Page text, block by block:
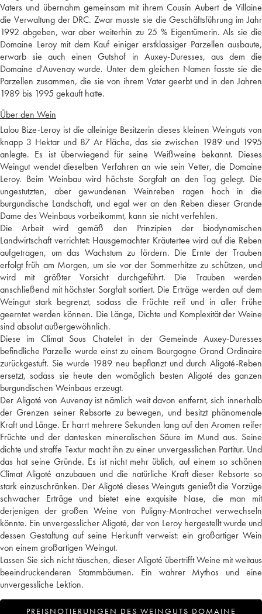
Vaters und übernahm gemeinsam mit ihrem Cousin Aubert de Villaine
die Verwaltung der DRC. Zwar musste sie die Geschäftsführung im Jahr
1992 abgeben, war aber weiterhin zu 25 % Eigentümerin. Als sie die
Domaine Leroy mit dem Kauf einiger erstklassiger Parzellen ausbaute,
erwarb sie auch einen Gutshof in Auxey-Duresses, aus dem die
Domaine d'Auvenay wurde. Unter dem gleichen Namen fasste sie die
Parzellen zusammen, die sie von ihrem Vater geerbt und in den Jahren
1989 bis 1995 gekauft hatte.
Über den Wein
Lalou Bize-Leroy ist die alleinige Besitzerin dieses kleinen Weinguts von
knapp 3 Hektar und 87 Ar Fläche, das sie zwischen 1989 und 1995
anlegte. Es ist überwiegend für seine Weißweine bekannt. Dieses
Weingut wendet dieselben Verfahren an wie sein Vetter, die Domaine
Leroy. Beim Weinbau wird höchste Sorgfalt an den Tag gelegt. Die
ungestutzten, aber gewundenen Weinreben ragen hoch in die
burgundische Landschaft, und egal wer an den Reben dieser Grande
Dame des Weinbaus vorbeikommt, kann sie nicht verfehlen.
Die Arbeit wird gemäß den Prinzipien der biodynamischen
Landwirtschaft verrichtet: Hausgemachter Kräutertee wird auf die Reben
aufgetragen, um das Wachstum zu fördern. Die Ernte der Trauben
erfolgt früh am Morgen, um sie vor der Sommerhitze zu schützen, und
wird mit größter Vorsicht durchgeführt. Die Trauben werden
anschließend mit höchster Sorgfalt sortiert. Die Erträge werden auf dem
Weingut stark begrenzt, sodass die Früchte reif und in aller Frühe
geerntet werden können. Die Länge, Dichte und Komplexität der Weine
sind absolut außergewöhnlich.
Diese im Climat Sous Chatelet in der Gemeinde Auxey-Duresses
befindliche Parzelle wurde einst zu einem Bourgogne Grand Ordinaire
zurückgestuft. Sie wurde 1989 neu bepflanzt und durch Aligoté-Reben
ersetzt, sodass sie heute den womöglich besten Aligoté des ganzen
burgundischen Weinbaus erzeugt.
Der Aligoté von Auvenay ist nämlich weit davon entfernt, sich innerhalb
der Grenzen seiner Rebsorte zu bewegen, und besitzt phänomenale
Kraft und Länge. Er harrt mehrere Sekunden lang auf den Aromen reifer
Früchte und der dantesken mineralischen Säure im Mund aus. Seine
dichte und straffe Textur macht ihn zu einer unvergesslichen Partitur. Und
das hat seine Gründe. Es ist nicht mehr üblich, auf einem so schönen
Climat Aligoté anzubauen und die natürliche Kraft dieser Rebsorte so
stark einzuschränken. Der Aligoté dieses Weinguts genießt die Vorzüge
schwacher Erträge und bietet eine exquisite Nase, die man mit
derjenigen der großen Weine von Puligny-Montrachet verwechseln
könnte. Ein unvergesslicher Aligoté, der von Leroy hergestellt wurde und
dessen Gestaltung auf seine Herkunft verweist: ein großartiger Wein
von einem großartigen Weingut.
Lassen Sie sich nicht täuschen, dieser Aligoté übertrifft Weine mit weitaus
beeindruckenderen Stammbäumen. Ein wahrer Mythos und eine
unvergessliche Lektion.
PREISNOTIERUNGEN DES WEINGUTS DOMAINE